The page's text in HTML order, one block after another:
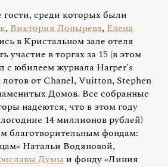
гости, среди которых были
,Виктория Лопырева,Елена
в Кристальном зале отеля
участие в торгах за 15 (в этом
с юбилеем журнала Harper's
от Chanel, Vuitton, Stephen
Домов. Все собранные
надеются, что в этом году
14 миллионов рублей)
благотворительным фондам:
Натальи Водяновой,
Думы и фонду «Линия